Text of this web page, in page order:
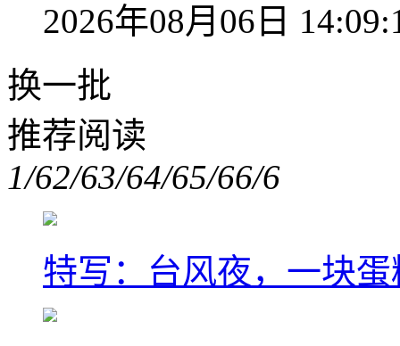
2026年08月06日
换一批
推荐阅读
1/62/63/64/65/66/6
特写：台风夜，一块